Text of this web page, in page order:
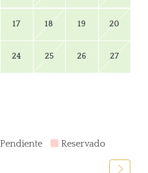
17 18 19 20
24 25 26 27
Pendiente Reservado